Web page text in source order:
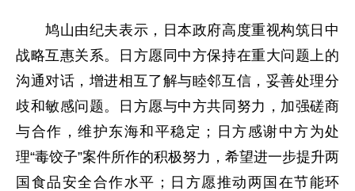
鸠山由纪夫表示，日本政府高度重视构筑日中
战略互惠关系。日方愿同中方保持在重大问题上的
沟通对话，增进相互了解与睦邻互信，妥善处理分
歧和敏感问题。日方愿与中方共同努力，加强磋商
与合作，维护东海和平稳定；日方感谢中方为处
理“毒饺子”案件所作的积极努力，希望进一步提升两
国食品安全合作水平；日方愿推动两国在节能环